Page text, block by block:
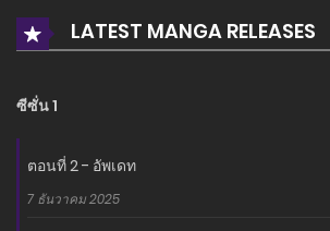
LATEST MANGA RELEASES
ซีซั่น 1
ตอนที่ 2 - อัพเดท
7 ธันวาคม 2025